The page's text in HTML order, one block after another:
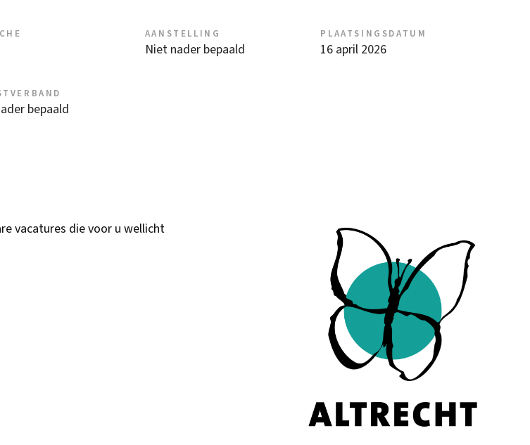
AANSTELLING
Niet nader bepaald
PLAATSINGSDATUM
16 april 2026
bepaald
vacatures die voor u wellicht